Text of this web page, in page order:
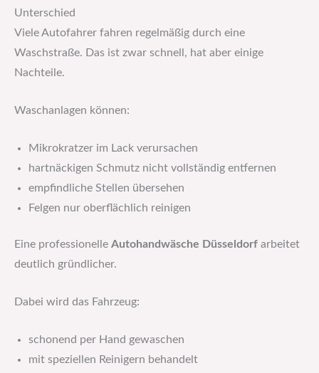
Unterschied
Viele Autofahrer fahren regelmäßig durch eine
Waschstraße. Das ist zwar schnell, hat aber einige
Nachteile.
Waschanlagen können:
Mikrokratzer im Lack verursachen
hartnäckigen Schmutz nicht vollständig entfernen
empfindliche Stellen übersehen
Felgen nur oberflächlich reinigen
Eine professionelle Autohandwäsche Düsseldorf arbeitet
deutlich gründlicher.
Dabei wird das Fahrzeug:
schonend per Hand gewaschen
mit speziellen Reinigern behandelt